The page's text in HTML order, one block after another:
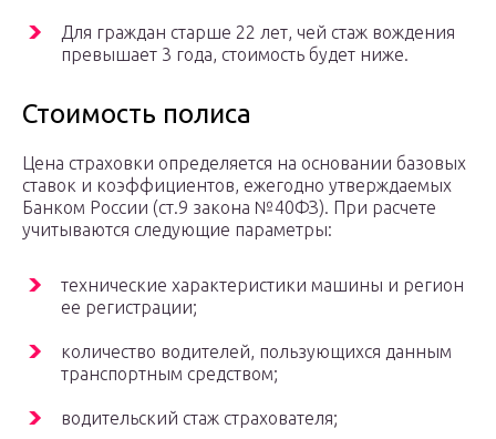
Для граждан старше 22 лет, чей стаж вождения
превышает 3 года, стоимость будет ниже.
Стоимость полиса
Цена страховки определяется на основании базовых
ставок и коэффициентов, ежегодно утверждаемых
Банком России (ст.9 закона №40ФЗ). При расчете
учитываются следующие параметры:
технические характеристики машины и регион
ее регистрации;
количество водителей, пользующихся данным
транспортным средством;
водительский стаж страхователя;